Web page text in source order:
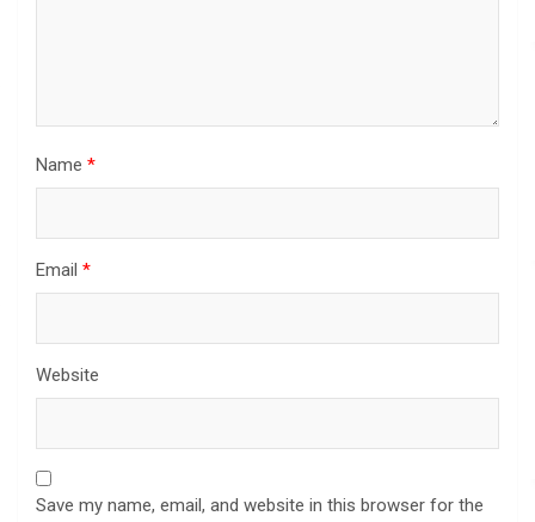
Name *
Email *
Website
Save my name, email, and website in this browser for the